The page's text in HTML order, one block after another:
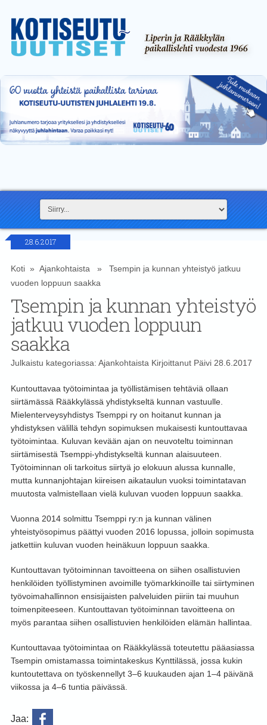
28.6.2017
Koti» Ajankohtaista» Tsempin ja kunnan yhteistyö jatkuu
vuoden loppuun saakka
Tsempin ja kunnan yhteistyö
jatkuu vuoden loppuun
saakka
Julkaistu kategoriassa: AjankohtaistaKirjoittanut Päivi28.6.2017
Kuntouttavaa työtoimintaa ja työllistämisen tehtäviä ollaan
siirtämässä Rääkkylässä yhdistykseltä kunnan vastuulle.
Mielenterveysyhdistys Tsemppi ry on hoitanut kunnan ja
yhdistyksen välillä tehdyn sopimuksen mukaisesti kuntouttavaa
työtoimintaa. Kuluvan kevään ajan on neuvoteltu toiminnan
siirtämisestä Tsemppi-yhdistykseltä kunnan alaisuuteen.
Työtoiminnan oli tarkoitus siirtyä jo elokuun alussa kunnalle,
mutta kunnanjohtajan kiireisen aikataulun vuoksi toimintatavan
muutosta valmistellaan vielä kuluvan vuoden loppuun saakka.
Vuonna 2014 solmittu Tsemppi ry:n ja kunnan välinen
yhteistyösopimus päättyi vuoden 2016 lopussa, jolloin sopimusta
jatkettiin kuluvan vuoden heinäkuun loppuun saakka.
Kuntouttavan työtoiminnan tavoitteena on siihen osallistuvien
henkilöiden työllistyminen avoimille työmarkkinoille tai siirtyminen
työvoimahallinnon ensisijaisten palveluiden piiriin tai muuhun
toimenpiteeseen. Kuntouttavan työtoiminnan tavoitteena on
myös parantaa siihen osallistuvien henkilöiden elämän hallintaa.
Kuntouttavaa työtoimintaa on Rääkkylässä toteutettu pääasiassa
Tsempin omistamassa toimintakeskus Kynttilässä, jossa kukin
kuntoutettava on työskennellyt 3–6 kuukauden ajan 1–4 päivänä
viikossa ja 4–6 tuntia päivässä.
Jaa: